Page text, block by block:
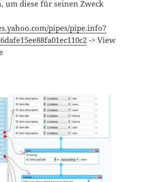
um diese für seinen Zweck
pipes/pipe.info?
-> View